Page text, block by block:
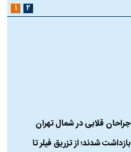
جراحان قلابی در شمال تهران
بازداشت شدند؛ از تزریق فیلر تا
۱ ۲